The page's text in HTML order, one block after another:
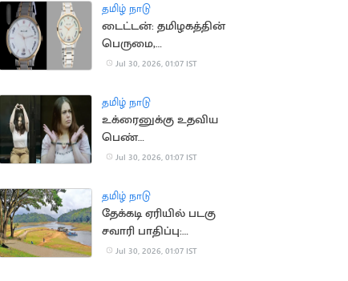
தமிழ் நாடு
டைட்டன்: தமிழகத்தின்
பெருமை,
இந்தியர்களின்
Jul 30, 2026, 01:07 IST
தமிழ் நாடு
உக்ரைனுக்கு உதவிய
பெண்
பத்திரிகையாளருக்கு 12
தண்டனை
Jul 30, 2026, 01:07 IST
தமிழ் நாடு
தேக்கடி ஏரியில் படகு
சவாரி பாதிப்பு:
சுற்றுலாப் பயணிகள்
Jul 30, 2026, 01:07 IST